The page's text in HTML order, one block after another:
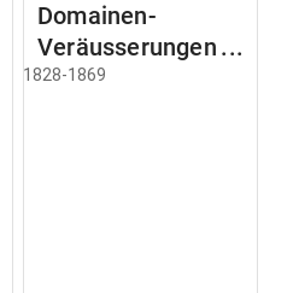
Domainen-
Veräusserungen
und
1828-1869